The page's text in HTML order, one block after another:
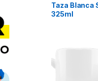
Taza Blanca
325ml